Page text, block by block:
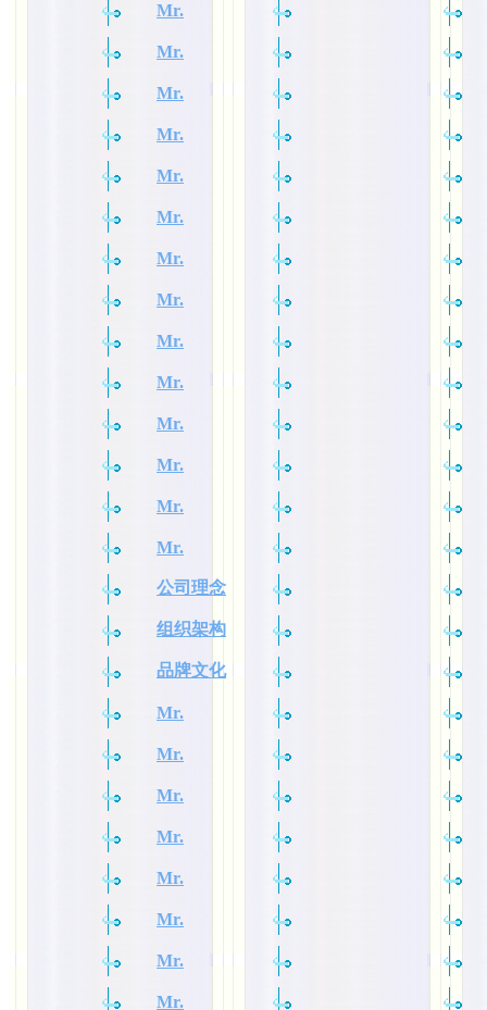
Mr.
Mr.
Mr.
Mr.
Mr.
Mr.
Mr.
Mr.
Mr.
Mr.
Mr.
Mr.
Mr.
Mr.
公司理念
组织架构
品牌文化
Mr.
Mr.
Mr.
Mr.
Mr.
Mr.
Mr.
Mr.